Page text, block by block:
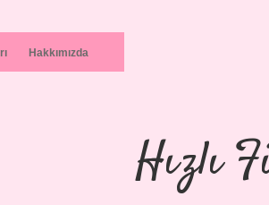
Hakkımızda
Hızlı